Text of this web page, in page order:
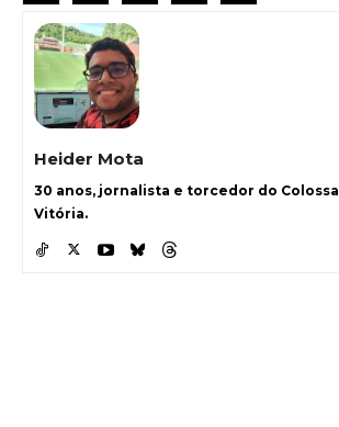
Heider Mota
30 anos, jornalista e torcedor do
Vitória.